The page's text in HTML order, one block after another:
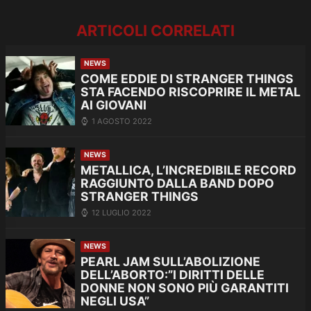
ARTICOLI CORRELATI
NEWS
COME EDDIE DI STRANGER THINGS
STA FACENDO RISCOPRIRE IL METAL
AI GIOVANI
1 AGOSTO 2022
NEWS
METALLICA, L’INCREDIBILE RECORD
RAGGIUNTO DALLA BAND DOPO
STRANGER THINGS
12 LUGLIO 2022
NEWS
PEARL JAM SULL’ABOLIZIONE
DELL’ABORTO:”I DIRITTI DELLE
DONNE NON SONO PIÙ GARANTITI
NEGLI USA”